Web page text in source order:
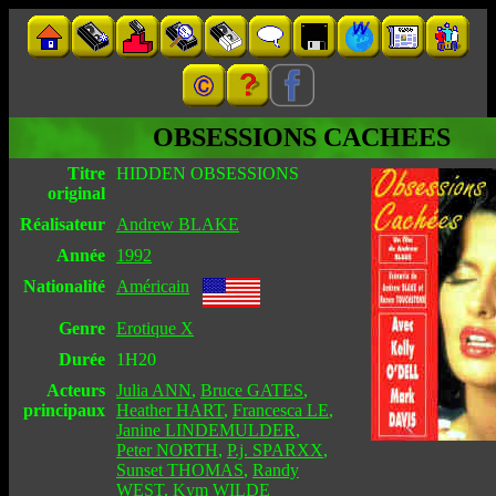
OBSESSIONS CACHEES
Titre
original
HIDDEN OBSESSIONS
Réalisateur
Andrew BLAKE
Année
1992
Nationalité
Américain
Genre Erotique X
Durée
1H20
Acteurs
principaux
Julia ANN, Bruce GATES,
Heather HART, Francesca LE,
Janine LINDEMULDER,
Peter NORTH, P.j. SPARXX,
Sunset THOMAS, Randy
WEST, Kym WILDE